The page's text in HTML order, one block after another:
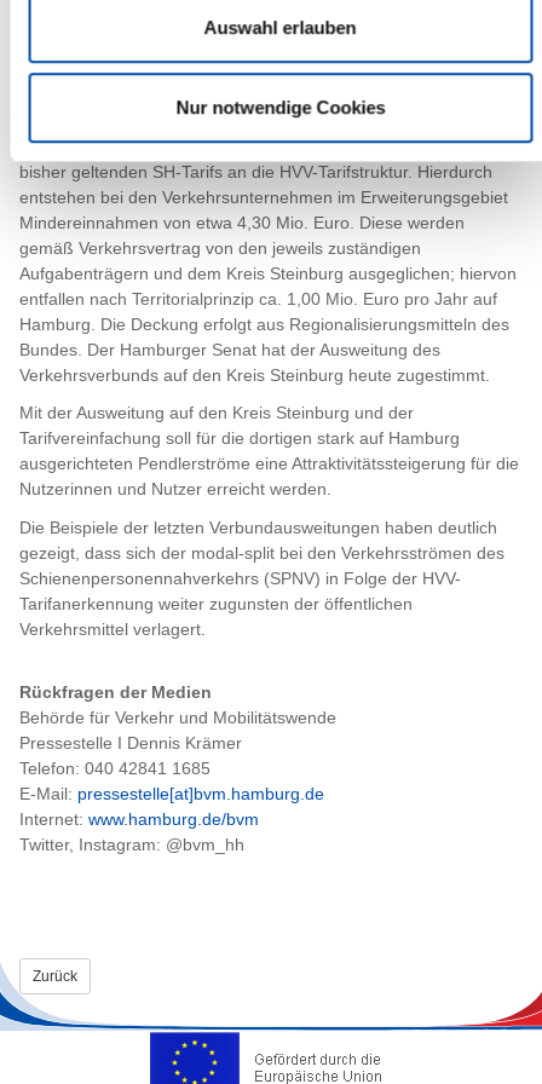
Auswahl erlauben
Nur notwendige Cookies
Steinburger in die Busse und Bahnen zu bringen. Nicht zuletzt
steigern wir die Attraktivität des Kreises innerhalb der
Metropolregion Hamburg als Wohnstandort und auch als
Freizeitziel für Gäste aus der Metropolregion.“
Die HVV-Verbundraumausweitung erfordert eine Anpassung des
bisher geltenden SH-Tarifs an die HVV-Tarifstruktur. Hierdurch
entstehen bei den Verkehrsunternehmen im Erweiterungsgebiet
Mindereinnahmen von etwa 4,30 Mio. Euro. Diese werden
gemäß Verkehrsvertrag von den jeweils zuständigen
Aufgabenträgern und dem Kreis Steinburg ausgeglichen; hiervon
entfallen nach Territorialprinzip ca. 1,00 Mio. Euro pro Jahr auf
Hamburg. Die Deckung erfolgt aus Regionalisierungsmitteln des
Bundes. Der Hamburger Senat hat der Ausweitung des
Verkehrsverbunds auf den Kreis Steinburg heute zugestimmt.
Mit der Ausweitung auf den Kreis Steinburg und der
Tarifvereinfachung soll für die dortigen stark auf Hamburg
ausgerichteten Pendlerströme eine Attraktivitätssteigerung für die
Nutzerinnen und Nutzer erreicht werden.
Die Beispiele der letzten Verbundausweitungen haben deutlich
gezeigt, dass sich der modal-split bei den Verkehrsströmen des
Schienenpersonennahverkehrs (SPNV) in Folge der HVV-
Tarifanerkennung weiter zugunsten der öffentlichen
Verkehrsmittel verlagert.
Rückfragen der Medien
Behörde für Verkehr und Mobilitätswende
Pressestelle I Dennis Krämer
Telefon: 040 42841 1685
E-Mail: pressestelle[at]bvm.hamburg.de
Internet: www.hamburg.de/bvm
Twitter, Instagram: @bvm_hh
Zurück